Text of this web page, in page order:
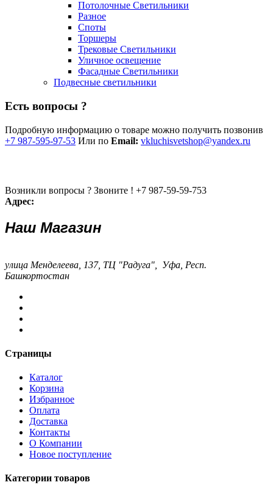
Потолочные Светильники
Разное
Споты
Торшеры
Трековые Светильники
Уличное освещение
Фасадные Светильники
Подвесные светильники
Есть вопросы ?
Подробную информацию о товаре можно получить позвонив
+7 987-595-97-53 Или по Email: vkluchisvetshop@yandex.ru
Возникли вопросы ? Звоните ! +7 987-59-59-753
Адрес:
Наш Магазин
улица Менделеева, 137, ТЦ "Радуга", Уфа, Респ.
Башкортостан
Страницы
Каталог
Корзина
Избранное
Оплата
Доставка
Контакты
О Компании
Новое поступление
Категории товаров